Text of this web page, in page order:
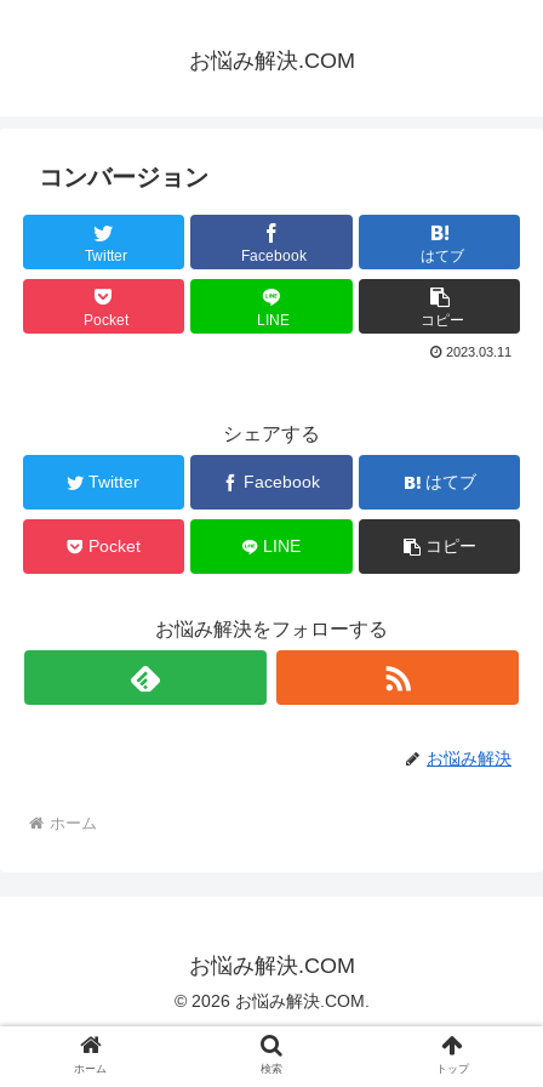
お悩み解決.COM
コンバージョン
Twitter Facebook はてブ
Pocket LINE コピー
2023.03.11
シェアする
Twitter Facebook はてブ
Pocket LINE コピー
お悩み解決をフォローする
お悩み解決
ホーム
お悩み解決.COM
© 2026 お悩み解決.COM.
ホーム 検索 トップ